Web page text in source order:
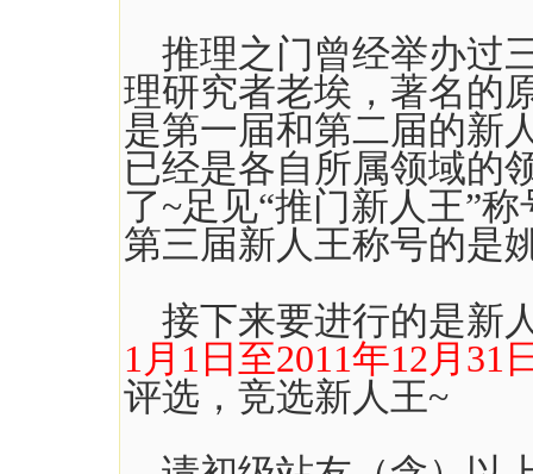
推理之门曾经举办过
理研究者老埃，著名的
是第一届和第二届的新
已经是各自所属领域的
了~足见“推门新人王”
第三届新人王称号的
接下来要进行的是新
1月1日至2011年12月31
评选，竞选新人王~